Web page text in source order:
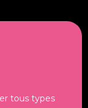
tous types